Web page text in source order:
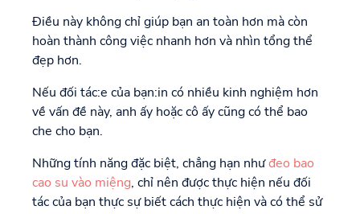
Điều này không chỉ giúp bạn an toàn hơn mà còn
hoàn thành công việc nhanh hơn và nhìn tổng thể
đẹp hơn.
Nếu đối tác:e của bạn:in có nhiều kinh nghiệm hơn
về vấn đề này, anh ấy hoặc cô ấy cũng có thể bao
che cho bạn.
Những tính năng đặc biệt, chẳng hạn nhưđeo bao
cao su vào miệng, chỉ nên được thực hiện nếu đối
tác của bạn thực sự biết cách thực hiện và có thể sử